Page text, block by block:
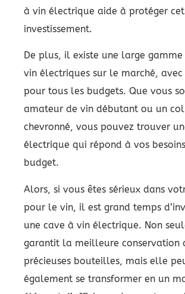
à vin électrique aide à protéger cet
investissement.
De plus, il existe une large gamme
vin électriques sur le marché,
pour tous les budgets. Que vous
amateur de vin débutant ou un
chevronné, vous pouvez trouver
électrique qui répond à vos
budget.
Alors, si vous êtes sérieux dans
pour le vin, il est grand temps
une cave à vin électrique. Non
garantit la meilleure conservation
précieuses bouteilles, mais elle
également se transformer en un